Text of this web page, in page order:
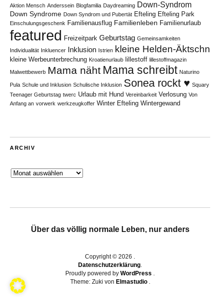
Aktion Mensch Anderssein Blogfamilia Daydreaming Down-Syndrom
Down Syndrome Down Syndrom und Pubertät Efteling Efteling Park
Einschulungsgeschenk Familienausflug Familienleben Familienurlaub
featured Freizeitpark Geburtstag Gemeinsamkeiten
Individualität Inkluencer Inklusion Istrien kleine Helden-Äktschn
kleine Werbeunterbrechung Kroatienurlaub lillestoff lillestoffmagazin
Malwettbewerb Mama näht Mama schreibt Naturino
Pula Schule und Inklusion Schulische Inklusion Sonea rockt ♥ Squary
Teenager Geburtstag twerc Urlaub mit Hund Vereinbarkeit Verlosung Von
Anfang an vorwerk werkzeugkoffer Winter Efteling Wintergewand
ARCHIV
Archiv
Über das völlig normale Leben, nur anders
Copyright © 2026
Datenschutzerklärung
Proudly powered by WordPress
Theme: Zuki von Elmastudio